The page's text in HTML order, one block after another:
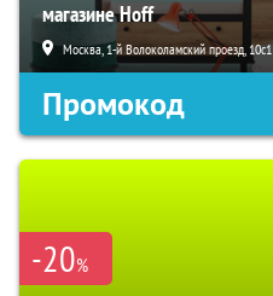
магазине Hoff
Москва, 1-й Волоколамский проезд, 10с1
Промокод
-20%